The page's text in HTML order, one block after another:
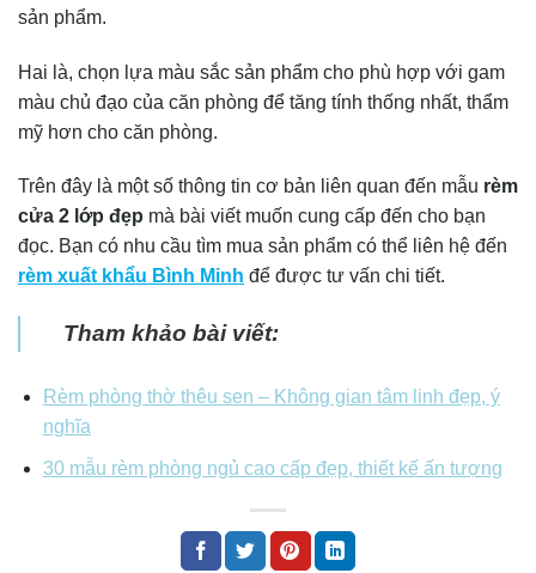
sản phẩm.
Hai là, chọn lựa màu sắc sản phẩm cho phù hợp với gam
màu chủ đạo của căn phòng để tăng tính thống nhất, thẩm
mỹ hơn cho căn phòng.
Trên đây là một số thông tin cơ bản liên quan đến mẫu rèm
cửa 2 lớp đẹp mà bài viết muốn cung cấp đến cho bạn
đọc. Bạn có nhu cầu tìm mua sản phẩm có thể liên hệ đến
rèm xuất khẩu Bình Minh để được tư vấn chi tiết.
Tham khảo bài viết:
Rèm phòng thờ thêu sen – Không gian tâm linh đẹp, ý
nghĩa
30 mẫu rèm phòng ngủ cao cấp đẹp, thiết kế ấn tượng